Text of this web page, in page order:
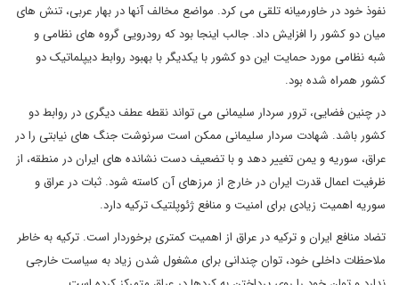
نفوذ خود در خاورمیانه تلقی می کرد. مواضع مخالف آنها در بهار عربی، تنش های
میان دو کشور را افزایش داد. جالب اینجا بود که رودرویی گروه های نظامی و
شبه نظامی مورد حمایت این دو کشور با یکدیگر با بهبود روابط دیپلماتیک دو
کشور همراه شده بود.
در چنین فضایی، ترور سردار سلیمانی می تواند نقطه عطف دیگری در روابط دو
کشور باشد. شهادت سردار سلیمانی ممکن است سرنوشت جنگ های نیابتی را در
عراق، سوریه و یمن تغییر دهد و با تضعیف دست نشانده های ایران در منطقه، از
ظرفیت اعمال قدرت ایران در خارج از مرزهای آن کاسته شود. ثبات در عراق و
سوریه اهمیت زیادی برای امنیت و منافع ژئوپلتیک ترکیه دارد.
تضاد منافع ایران و ترکیه در عراق از اهمیت کمتری برخوردار است. ترکیه به خاطر
ملاحظات داخلی خود، توان چندانی برای مشغول شدن زیاد به سیاست خارجی